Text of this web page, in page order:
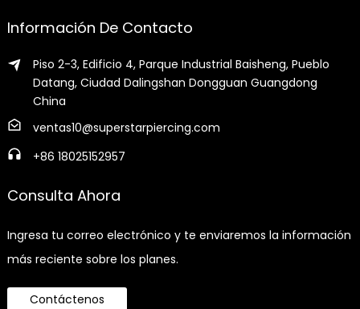
Información De Contacto
Piso 2-3, Edificio 4, Parque Industrial Baisheng, Pueblo
Datang, Ciudad Dalingshan Dongguan Guangdong
China
ventas10@superstarpiercing.com
+86 18025152957
Consulta Ahora
Ingresa tu correo electrónico y te enviaremos la información
más reciente sobre los planes.
Contáctenos